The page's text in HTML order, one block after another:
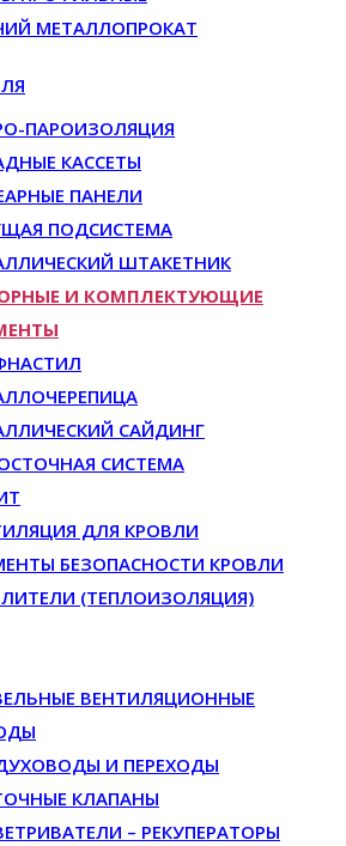
МЕТАЛЛОПРОКАТ
ПАРОИЗОЛЯЦИЯ
КАССЕТЫ
ПАНЕЛИ
ПОДСИСТЕМА
ШТАКЕТНИК
И КОМПЛЕКТУЮЩИЕ
САЙДИНГ
СИСТЕМА
ДЛЯ КРОВЛИ
БЕЗОПАСНОСТИ КРОВЛИ
(ТЕПЛОИЗОЛЯЦИЯ)
ВЕНТИЛЯЦИОННЫЕ
И ПЕРЕХОДЫ
КЛАПАНЫ
– РЕКУПЕРАТОРЫ